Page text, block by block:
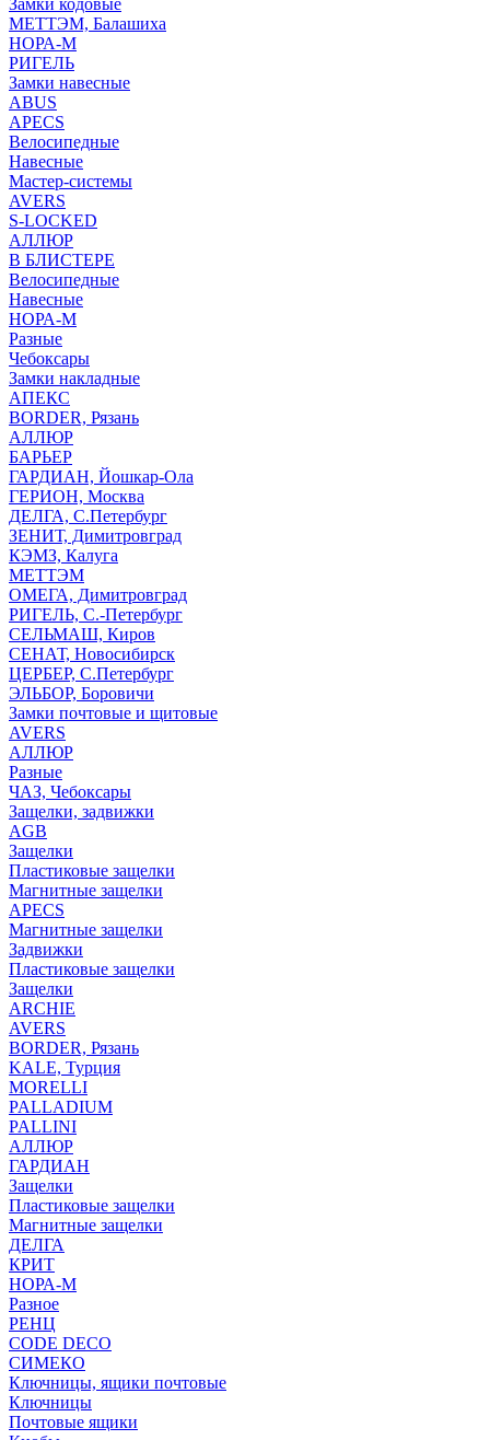
МЕТТЭМ, Балашиха
НОРА-М
РИГЕЛЬ
Замки навесные
ABUS
APECS
Велосипедные
Навесные
Мастер-системы
AVERS
S-LOCKED
АЛЛЮР
В БЛИСТЕРЕ
Велосипедные
Навесные
НОРА-М
Разные
Чебоксары
Замки накладные
АПЕКС
BORDER, Рязань
АЛЛЮР
БАРЬЕР
ГАРДИАН, Йошкар-Ола
ГЕРИОН, Москва
ДЕЛГА, С.Петербург
ЗЕНИТ, Димитровград
КЭМЗ, Калуга
МЕТТЭМ
ОМЕГА, Димитровград
РИГЕЛЬ, С.-Петербург
СЕЛЬМАШ, Киров
СЕНАТ, Новосибирск
ЦЕРБЕР, С.Петербург
ЭЛЬБОР, Боровичи
Замки почтовые и щитовые
AVERS
АЛЛЮР
Разные
ЧАЗ, Чебоксары
Защелки, задвижки
AGB
Защелки
Пластиковые защелки
Магнитные защелки
APECS
Магнитные защелки
Задвижки
Пластиковые защелки
Защелки
ARCHIE
AVERS
BORDER, Рязань
KALE, Турция
MORELLI
PALLADIUM
PALLINI
АЛЛЮР
ГАРДИАН
Защелки
Пластиковые защелки
Магнитные защелки
ДЕЛГА
КРИТ
НОРА-М
Разное
РЕНЦ
СODE DECO
СИМЕКО
Ключницы, ящики почтовые
Ключницы
Почтовые ящики